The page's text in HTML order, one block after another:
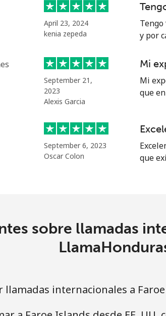
April 23, 2024
kenia zepeda
y por
September 21,
2023
Alexis Garcia
Mi
Mi
que
September 6, 2023
Oscar Colon
que
sobre llamadas
llamadas internacionales a